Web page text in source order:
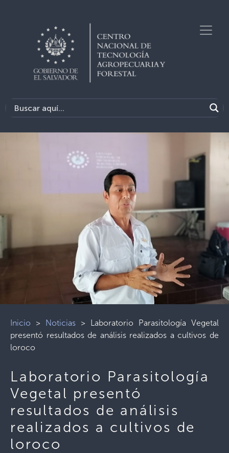
Inicio > Noticias > Laboratorio Parasitología Vegetal
presentó resultados de análisis realizados a cultivos de
loroco
Laboratorio Parasitología
Vegetal presentó
resultados de análisis
realizados a cultivos de
loroco